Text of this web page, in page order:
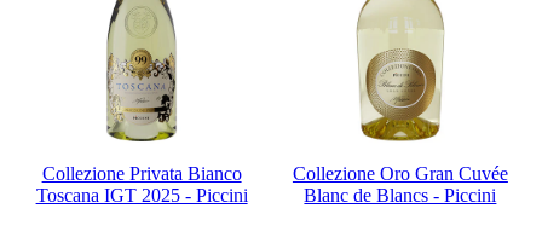
Collezione Privata Bianco
Toscana IGT 2025 - Piccini
Collezione Oro Gran Cuvée
Blanc de Blancs - Piccini